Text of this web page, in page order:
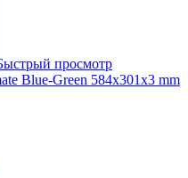
просмотр
Blue-Green 584x301x3 mm